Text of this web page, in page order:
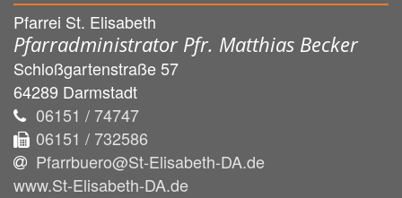
Pfarrei St. Elisabeth
Pfarradministrator Pfr. Matthias Becker
Schloßgartenstraße 57
64289 Darmstadt
06151 / 74747
06151 / 732586
Pfarrbuero@St-Elisabeth-DA.de
www.St-Elisabeth-DA.de